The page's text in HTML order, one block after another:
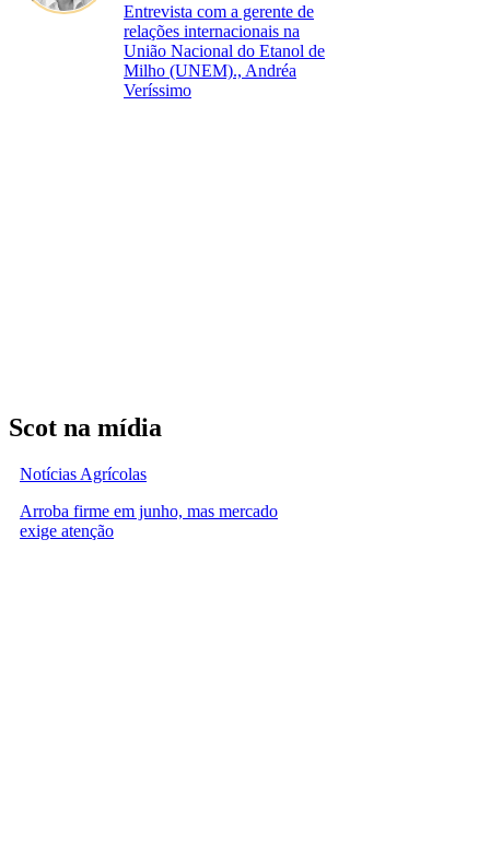
Entrevista com a gerente de
relações internacionais na
União Nacional do Etanol de
Milho (UNEM)., Andréa
Veríssimo
Scot na mídia
Notícias Agrícolas
Arroba firme em junho, mas mercado
exige atenção